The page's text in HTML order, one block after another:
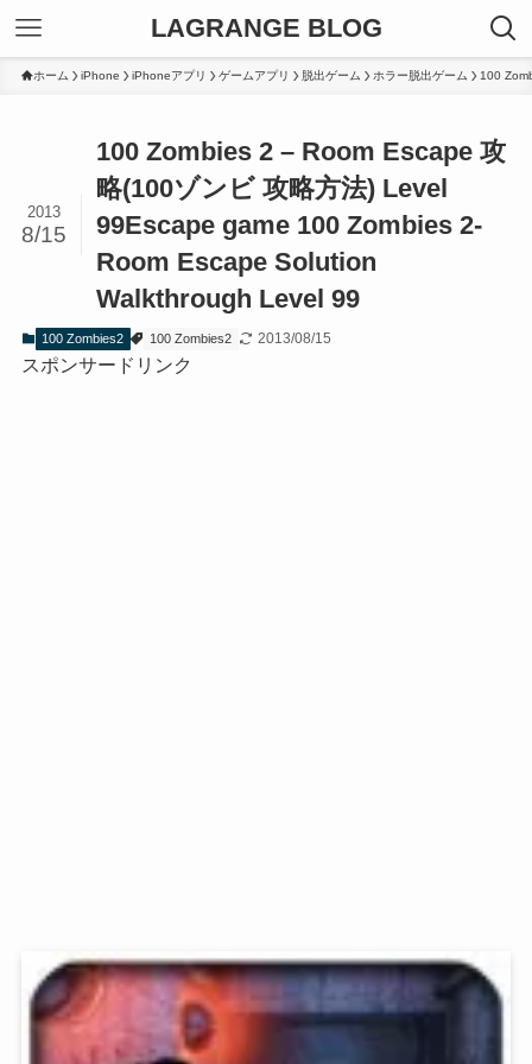
LAGRANGE BLOG
ホーム iPhone iPhoneアプリ ゲームアプリ 脱出ゲーム ホラー脱出ゲーム 100
100 Zombies 2 – Room Escape 攻
略(100ゾンビ 攻略方法) Level
99Escape game 100 Zombies 2-
Room Escape Solution
Walkthrough Level 99
2013
8/15
100 Zombies2 100 Zombies2 2013/08/15
スポンサードリンク